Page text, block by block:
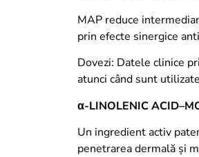
MAP reduce
prin efecte sinergice
Dovezi: Datele clinice
atunci când sunt
α-LINOLENIC
Un ingredient activ
penetrarea dermală și